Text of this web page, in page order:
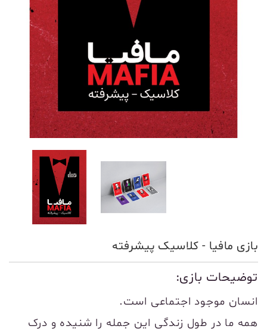
بازی مافیا - کلاسیک پیشرفته
توضیحات بازی:
انسان موجود اجتماعی است.
همه ما در طول زندگی این جمله را شنیده و درک